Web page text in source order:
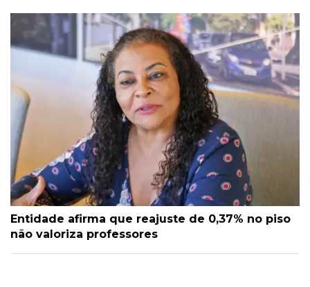
Entidade afirma que reajuste de 0,37% no piso
não valoriza professores